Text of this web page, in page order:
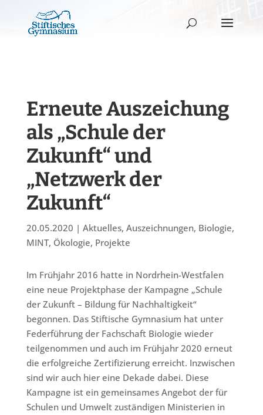
Erneute Auszeichung
als „Schule der
Zukunft“ und
„Netzwerk der
Zukunft“
20.05.2020 | Aktuelles, Auszeichnungen, Biologie,
MINT, Ökologie, Projekte
Im Frühjahr 2016 hatte in Nordrhein-Westfalen
eine neue Projektphase der Kampagne „Schule
der Zukunft – Bildung für Nachhaltigkeit“
begonnen. Das Stiftische Gymnasium hat unter
Federführung der Fachschaft Biologie wieder
teilgenommen und auch im Frühjahr 2020 erneut
die erfolgreiche Zertifizierung erreicht. Inzwischen
sind wir auch hier eine Dekade dabei. Diese
Kampagne ist ein gemeinsames Angebot der für
Schulen und Umwelt zuständigen Ministerien in